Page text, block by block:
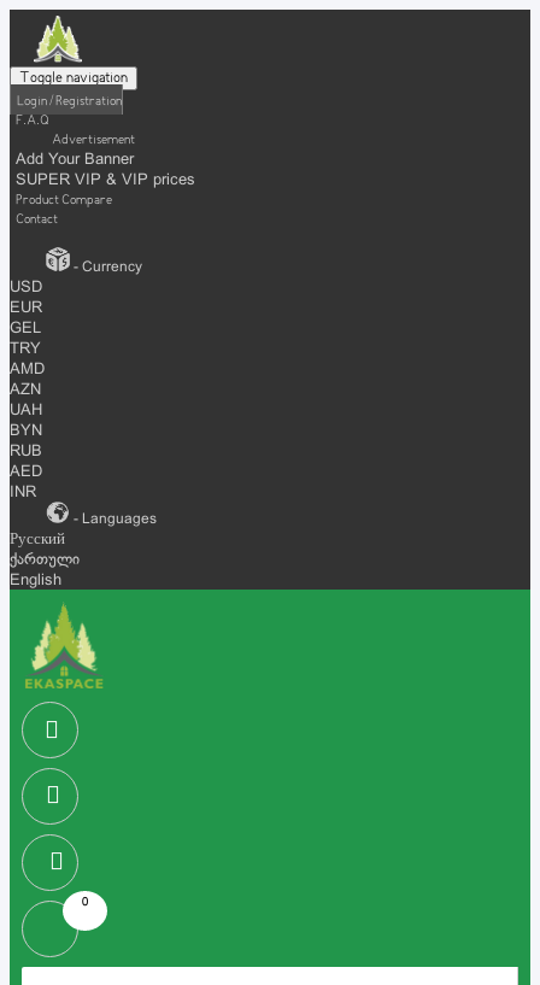
Toggle navigation
Login / Registration
F.A.Q
Advertisement
Add Your Banner
SUPER VIP & VIP prices
Product Compare
Contact
- Currency
USD
EUR
GEL
TRY
AMD
AZN
UAH
BYN
RUB
AED
INR
- Languages
Русский
ქართული
English
0